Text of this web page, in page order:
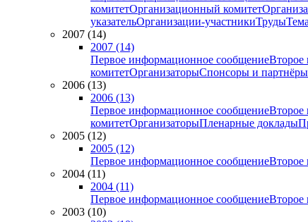
комитетОрганизационный комитет
указательОрганизации-участникиТруды
2007 (14)
2007 (14)
Первое информационное сообщениеВторое
комитетОрганизаторыСпонсоры и партнёры
2006 (13)
2006 (13)
Первое информационное сообщениеВторое
комитетОрганизаторыПленарные доклады
2005 (12)
2005 (12)
Первое информационное сообщениеВторое
2004 (11)
2004 (11)
Первое информационное сообщениеВторое
2003 (10)